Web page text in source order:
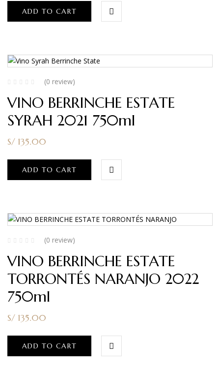
ADD TO CART
(0 review)
VINO BERRINCHE ESTATE
SYRAH 2021 750ml
S/ 135.00
ADD TO CART
(0 review)
VINO BERRINCHE ESTATE
TORRONTÉS NARANJO 2022
750ml
S/ 135.00
ADD TO CART